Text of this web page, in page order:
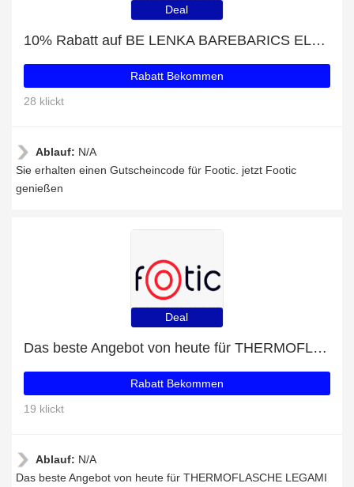
Deal
10% Rabatt auf BE LENKA BAREBARICS ELEMENT BROWN BARFUSSSTIEFELETTEN + kostenloses Geschenk
Rabatt Bekommen
28 klickt
Ablauf: N/A
Sie erhalten einen Gutscheincode für Footic. jetzt Footic
genießen
Deal
Das beste Angebot von heute für THERMOFLASCHE LEGAMI HOT&COLD CLOUD 500 ML - bis zu 6% Rabatt
Rabatt Bekommen
19 klickt
Ablauf: N/A
Das beste Angebot von heute für THERMOFLASCHE LEGAMI